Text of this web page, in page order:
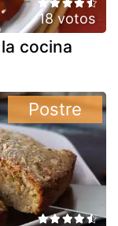
18 votos
cocina
Postre